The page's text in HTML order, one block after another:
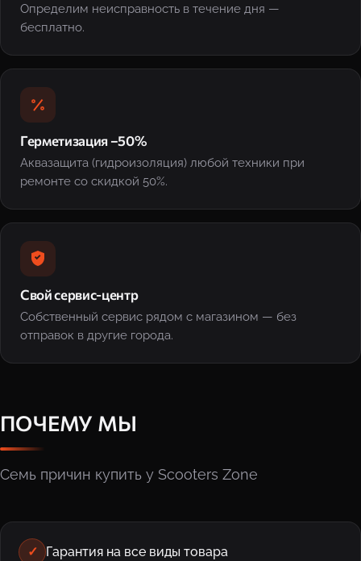
Определим неисправность в течение дня —
бесплатно.
Герметизация −50%
Аквазащита (гидроизоляция) любой техники при
ремонте со скидкой 50%.
Свой сервис-центр
Собственный сервис рядом с магазином — без
отправок в другие города.
ПОЧЕМУ МЫ
Семь причин купить у Scooters Zone
✓ Гарантия на все виды товара